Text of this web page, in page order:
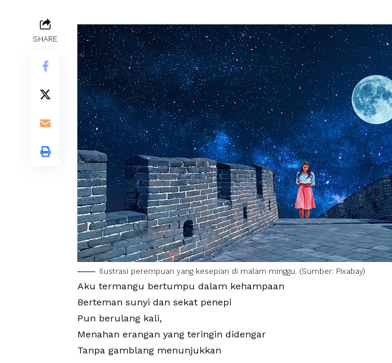
SHARE
Ilustrasi perempuan yang kesepian di malam minggu. (Sumber: Pixabay)
Aku termangu bertumpu dalam kehampaan
Berteman sunyi dan sekat penepi
Pun berulang kali,
Menahan erangan yang teringin didengar
Tanpa gamblang menunjukkan